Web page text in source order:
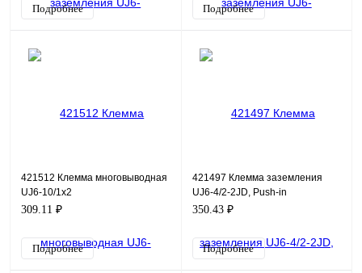
Подробнее Подробнее
421512 Клемма многовыводная
UJ6-10/1x2
309.11 ₽
Подробнее
421497 Клемма заземления
UJ6-4/2-2JD, Push-in
350.43 ₽
Подробнее